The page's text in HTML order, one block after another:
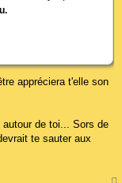
appréciera t'elle son
de toi... Sors de
te sauter aux